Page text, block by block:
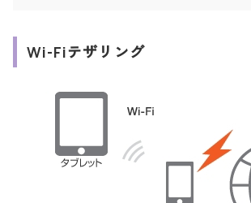
Wi-Fiテザリング